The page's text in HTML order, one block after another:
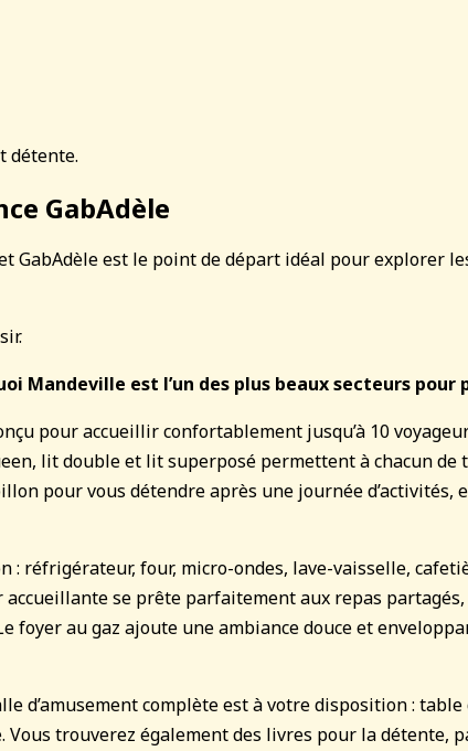
détente.
GabAdèle
GabAdèle est le point de départ idéal pour explorer
Mandeville est l’un des plus beaux secteurs
pour accueillir confortablement jusqu’à 10
lit double et lit superposé permettent à chacun
pour vous détendre après une journée d’activités,
: réfrigérateur, four, micro-ondes, lave-vaisselle,
se prête parfaitement aux repas
au gaz ajoute une ambiance douce et
d’amusement complète est à votre disposition :
trouverez également des livres pour la détente,